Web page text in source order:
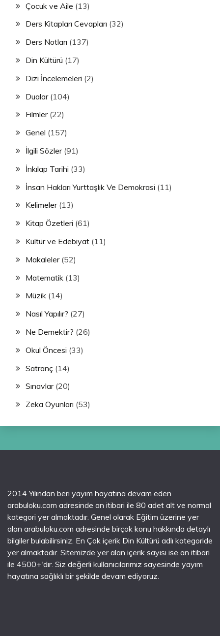
Çocuk ve Aile (13)
Ders Kitapları Cevapları (32)
Ders Notları (137)
Din Kültürü (17)
Dizi İncelemeleri (2)
Dualar(104)
Filmler(22)
Genel (157)
İlgili Sözler(91)
İnkılap Tarihi (33)
İnsan Hakları Yurttaşlık Ve Demokrasi (11)
Kelimeler(13)
Kitap Özetleri (61)
Kültür ve Edebiyat (11)
Makaleler(52)
Matematik (13)
Müzik (14)
Nasıl Yapılır? (27)
Ne Demektir? (26)
Okul Öncesi (33)
Satranç (14)
Sınavlar(20)
Zeka Oyunları (53)
2014 Yılından beri yayım hayatına devam eden
arabuloku.com adresinde an itibari ile 80 adet alt ve normal
kategori yer almaktadır. Genel olarak Eğitim üzerine yer
alan arabuloku.com adresinde birçok konu hakkında detaylı
bilgiler bulabilirsiniz. En Çok içerik Din Kültürü adlı kategoride
yer almaktadır. Sitemizde yer alan içerik sayısı ise an itibari
ile 4500+'dır. Siz değerli kullanıcılarımız sayesinde yayım
hayatına sağlıklı bir şekilde devam ediyoruz.